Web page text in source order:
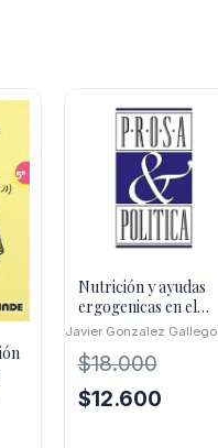
Nutrición y ayudas
ergogenicas en el
deporte
Javier Gonzalez Gallego
$18.000
El
$12.600